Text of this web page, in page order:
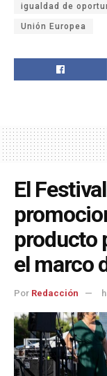
igualdad de
Unión Europea
El
producto
el marco
Por Redacción